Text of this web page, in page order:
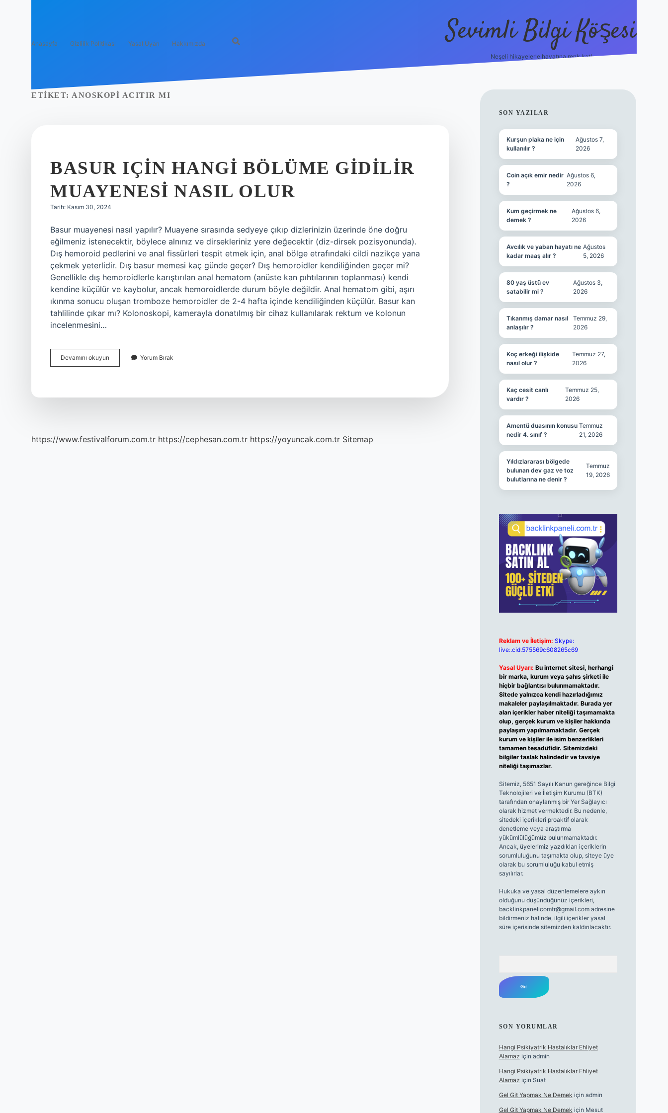
Anasayfa Gizlilik Politikası Yasal Uyarı Hakkımızda Sevimli Bilgi Köşesi
Neşeli hikayelerle hayatına renk kat!
ETIKET: ANOSKOPI ACITIR MI
BASUR IÇIN HANGI BÖLÜME GIDILIR
MUAYENESI NASIL OLUR
Tarih: Kasım 30, 2024
Basur muayenesi nasıl yapılır? Muayene sırasında sedyeye çıkıp dizlerinizin üzerinde öne doğru
eğilmeniz istenecektir, böylece alnınız ve dirsekleriniz yere değecektir (diz-dirsek pozisyonunda).
Dış hemoroid pedlerini ve anal fissürleri tespit etmek için, anal bölge etrafındaki cildi nazikçe yana
çekmek yeterlidir. Dış basur memesi kaç günde geçer? Dış hemoroidler kendiliğinden geçer mi?
Genellikle dış hemoroidlerle karıştırılan anal hematom (anüste kan pıhtılarının toplanması) kendi
kendine küçülür ve kaybolur, ancak hemoroidlerde durum böyle değildir. Anal hematom gibi, aşırı
ıkınma sonucu oluşan tromboze hemoroidler de 2-4 hafta içinde kendiliğinden küçülür. Basur kan
tahlilinde çıkar mı? Kolonoskopi, kamerayla donatılmış bir cihaz kullanılarak rektum ve kolonun
incelenmesini…
Devamını okuyun
Için
Yorum Bırak
https://www.festivalforum.com.tr https://cephesan.com.tr https://yoyuncak.com.tr Sitemap
SIDEBAR
SON YAZILAR
Kurşun plaka ne için
kullanılır ?
Ağustos 7,
2026
Coin açık emir nedir
?
Ağustos 6,
2026
Kum geçirmek ne
demek ?
Ağustos 6,
2026
Avcılık ve yaban hayatı ne
kadar maaş alır ?
Ağustos
5, 2026
80 yaş üstü ev
satabilir mi ?
Ağustos 3,
2026
Tıkanmış damar nasıl
anlaşılır ?
Temmuz 29,
2026
Koç erkeği ilişkide
nasıl olur ?
Temmuz 27,
2026
Kaç cesit canlı
vardır ?
Temmuz 25,
2026
Amentü duasının konusu
nedir 4. sınıf ?
Temmuz
21, 2026
Yıldızlararası bölgede
bulunan dev gaz ve toz
bulutlarına ne denir ?
Temmuz
19, 2026
Reklam ve İletişim: Skype:
live:.cid.575569c608265c69
Yasal Uyarı: Bu internet sitesi, herhangi
bir marka, kurum veya şahıs şirketi ile
hiçbir bağlantısı bulunmamaktadır.
Sitede yalnızca kendi hazırladığımız
makaleler paylaşılmaktadır. Burada yer
alan içerikler haber niteliği taşımamakta
olup, gerçek kurum ve kişiler hakkında
paylaşım yapılmamaktadır. Gerçek
kurum ve kişiler ile isim benzerlikleri
tamamen tesadüfidir. Sitemizdeki
bilgiler taslak halindedir ve tavsiye
niteliği taşımazlar.
Sitemiz, 5651 Sayılı Kanun gereğince Bilgi
Teknolojileri ve İletişim Kurumu (BTK)
tarafından onaylanmış bir Yer Sağlayıcı
olarak hizmet vermektedir. Bu nedenle,
sitedeki içerikleri proaktif olarak
denetleme veya araştırma
yükümlülüğümüz bulunmamaktadır.
Ancak, üyelerimiz yazdıkları içeriklerin
sorumluluğunu taşımakta olup, siteye üye
olarak bu sorumluluğu kabul etmiş
sayılırlar.
Hukuka ve yasal düzenlemelere aykırı
olduğunu düşündüğünüz içerikleri,
backlinkpanelicomtr@gmail.comadresine
bildirmeniz halinde, ilgili içerikler yasal
süre içerisinde sitemizden kaldırılacaktır.
SON YORUMLAR
Hangi Psikiyatrik Hastalıklar Ehliyet
Alamaz için admin
Hangi Psikiyatrik Hastalıklar Ehliyet
Alamaz için Suat
Gel Git Yapmak Ne Demek için admin
Gel Git Yapmak Ne Demek için Mesut
hiltonbet güncel giriş